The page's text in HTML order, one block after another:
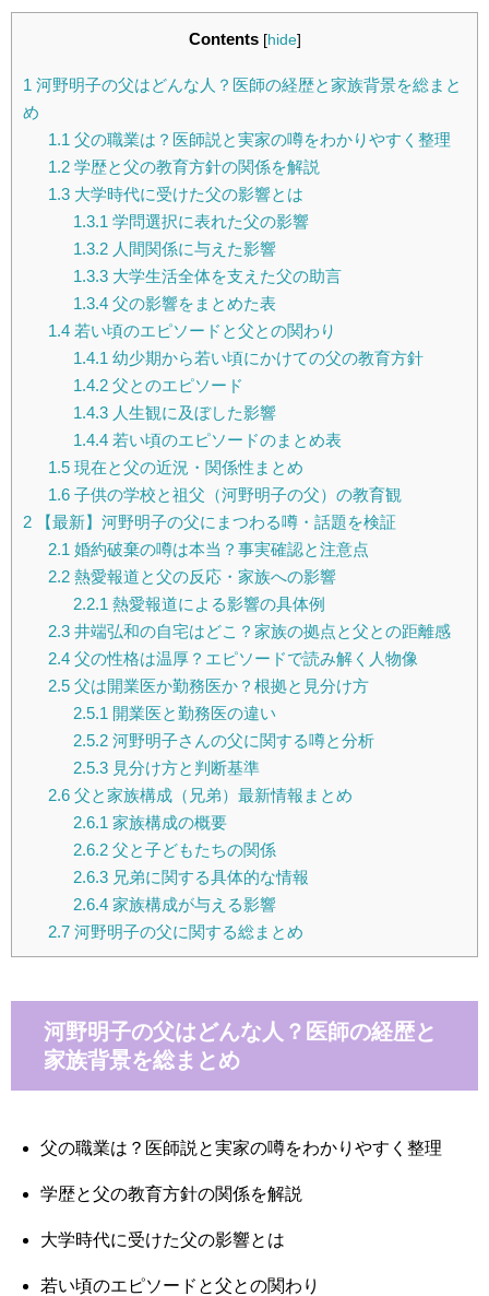
Contents [hide]
1 河野明子の父はどんな人？医師の経歴と家族背景を総まと
め
1.1 父の職業は？医師説と実家の噂をわかりやすく整理
1.2学歴と父の教育方針の関係を解説
1.3大学時代に受けた父の影響とは
1.3.1 学問選択に表れた父の影響
1.3.2人間関係に与えた影響
1.3.3大学生活全体を支えた父の助言
1.3.4父の影響をまとめた表
1.4若い頃のエピソードと父との関わり
1.4.1 幼少期から若い頃にかけての父の教育方針
1.4.2父とのエピソード
1.4.3人生観に及ぼした影響
1.4.4若い頃のエピソードのまとめ表
1.5現在と父の近況・関係性まとめ
1.6子供の学校と祖父（河野明子の父）の教育観
2 【最新】河野明子の父にまつわる噂・話題を検証
2.1 婚約破棄の噂は本当？事実確認と注意点
2.2熱愛報道と父の反応・家族への影響
2.2.1 熱愛報道による影響の具体例
2.3井端弘和の自宅はどこ？家族の拠点と父との距離感
2.4父の性格は温厚？エピソードで読み解く人物像
2.5父は開業医か勤務医か？根拠と見分け方
2.5.1 開業医と勤務医の違い
2.5.2河野明子さんの父に関する噂と分析
2.5.3見分け方と判断基準
2.6父と家族構成（兄弟）最新情報まとめ
2.6.1 家族構成の概要
2.6.2父と子どもたちの関係
2.6.3兄弟に関する具体的な情報
2.6.4家族構成が与える影響
2.7河野明子の父に関する総まとめ
河野明子の父はどんな人？医師の経歴と
家族背景を総まとめ
父の職業は？医師説と実家の噂をわかりやすく整理
学歴と父の教育方針の関係を解説
大学時代に受けた父の影響とは
若い頃のエピソードと父との関わり